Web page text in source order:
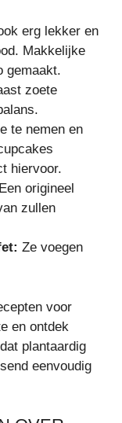
erg lekker en
Makkelijke
gemaakt.
zoete
te nemen en
hiervoor.
Een origineel
zullen
Ze voegen
voor
en ontdek
plantaardig
eenvoudig